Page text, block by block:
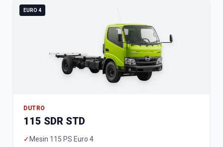
EURO 4
DUTRO
115 SDR STD
✓ Mesin 115 PS Euro 4